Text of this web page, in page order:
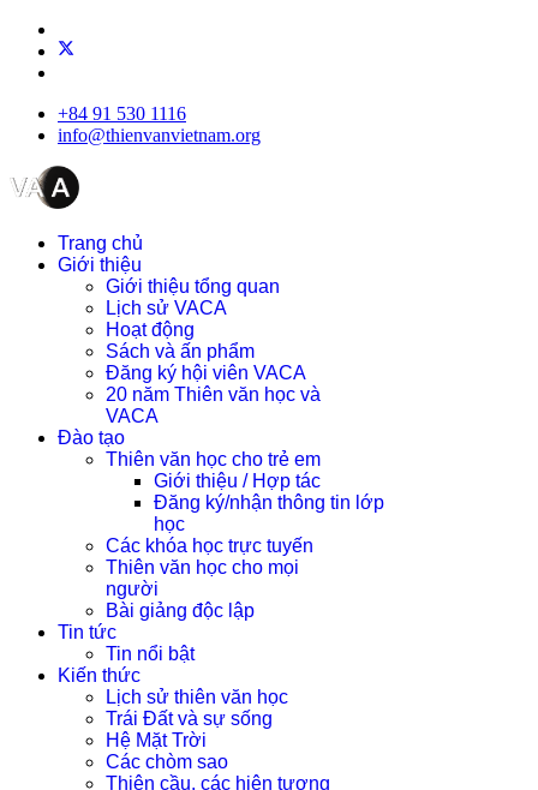
+84 91 530 1116
info@thienvanvietnam.org
Trang chủ
Giới thiệu
Giới thiệu tổng quan
Lịch sử VACA
Hoạt động
Sách và ấn phẩm
Đăng ký hội viên VACA
20 năm Thiên văn học và
VACA
Đào tạo
Thiên văn học cho trẻ em
Giới thiệu / Hợp tác
Đăng ký/nhận thông tin lớp
học
Các khóa học trực tuyến
Thiên văn học cho mọi
người
Bài giảng độc lập
Tin tức
Tin nổi bật
Kiến thức
Lịch sử thiên văn học
Trái Đất và sự sống
Hệ Mặt Trời
Các chòm sao
Thiên cầu, các hiện tượng